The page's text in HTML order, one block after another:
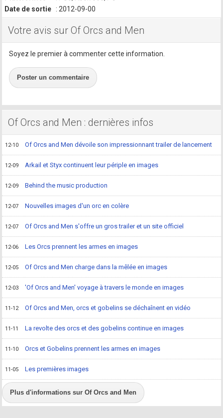
Date de sortie
: 2012-09-00
Votre avis sur Of Orcs and Men
Soyez le premier à commenter cette information.
Poster un commentaire
Of Orcs and Men : dernières infos
12-10 Of Orcs and Men dévoile son impressionnant trailer de lancement
12-09 Arkail et Styx continuent leur périple en images
12-09 Behind the music production
12-07 Nouvelles images d'un orc en colère
12-07 Of Orcs and Men s'offre un gros trailer et un site officiel
12-06 Les Orcs prennent les armes en images
12-05 Of Orcs and Men charge dans la mêlée en images
12-03 'Of Orcs and Men' voyage à travers le monde en images
11-12 Of Orcs and Men, orcs et gobelins se déchaînent en vidéo
11-11 La revolte des orcs et des gobelins continue en images
11-10 Orcs et Gobelins prennent les armes en images
11-05 Les premières images
Plus d'informations sur Of Orcs and Men